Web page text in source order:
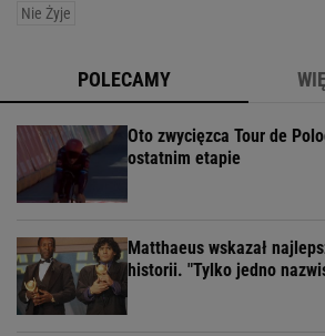
Nie Żyje
POLECAMY
Oto zwycięzca Tour de
ostatnim etapie
Matthaeus wskazał
historii. "Tylko jedno